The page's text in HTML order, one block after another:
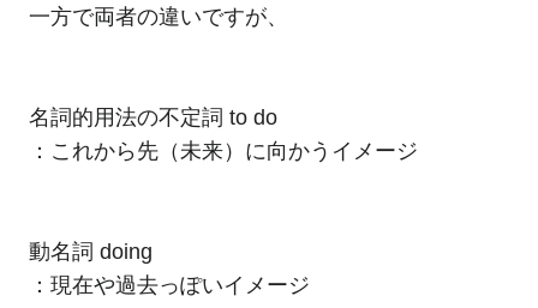
一方で両者の違いですが、
名詞的用法の不定詞 to do
：これから先（未来）に向かうイメージ
動名詞 doing
：現在や過去っぽいイメージ